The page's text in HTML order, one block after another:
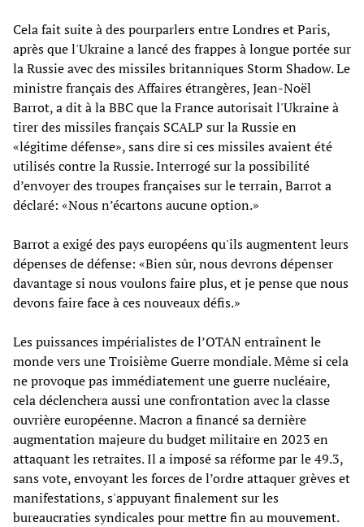
Cela fait suite à des pourparlers entre Londres et Paris,
après que l'Ukraine a lancé des frappes à longue portée sur
la Russie avec des missiles britanniques Storm Shadow. Le
ministre français des Affaires étrangères, Jean-Noël
Barrot, a dit à la BBC que la France autorisait l'Ukraine à
tirer des missiles français SCALP sur la Russie en
«légitime défense», sans dire si ces missiles avaient été
utilisés contre la Russie. Interrogé sur la possibilité
d’envoyer des troupes françaises sur le terrain, Barrot a
déclaré: «Nous n’écartons aucune option.»
Barrot a exigé des pays européens qu'ils augmentent leurs
dépenses de défense: «Bien sûr, nous devrons dépenser
davantage si nous voulons faire plus, et je pense que nous
devons faire face à ces nouveaux défis.»
Les puissances impérialistes de l’OTAN entraînent le
monde vers une Troisième Guerre mondiale. Même si cela
ne provoque pas immédiatement une guerre nucléaire,
cela déclenchera aussi une confrontation avec la classe
ouvrière européenne. Macron a financé sa dernière
augmentation majeure du budget militaire en 2023 en
attaquant les retraites. Il a imposé sa réforme par le 49.3,
sans vote, envoyant les forces de l’ordre attaquer grèves et
manifestations, s'appuyant finalement sur les
bureaucraties syndicales pour mettre fin au mouvement.